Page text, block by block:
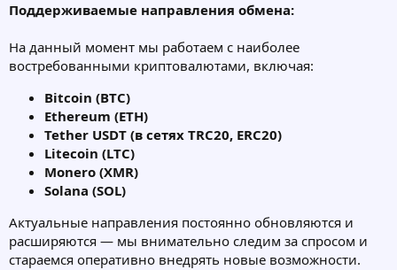
Поддерживаемые направления обмена:
На данный момент мы работаем с наиболее
востребованными криптовалютами, включая:
Bitcoin (BTC)
Ethereum (ETH)
Tether USDT (в сетях TRC20, ERC20)
Litecoin (LTC)
Monero (XMR)
Solana (SOL)
Актуальные направления постоянно обновляются и
расширяются — мы внимательно следим за спросом и
стараемся оперативно внедрять новые возможности.